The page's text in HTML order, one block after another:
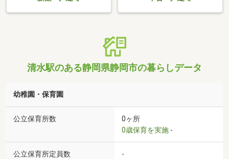
清水駅のある静岡県静岡市の暮らしデータ
幼稚園・保育園
公立保育所数
0ヶ所
0歳保育を実施 -
公立保育所定員数 -